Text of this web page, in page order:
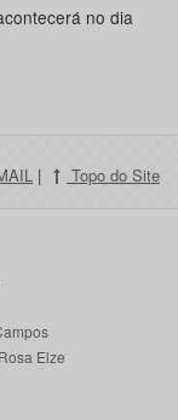
no dia
| Topo do Site
Elze